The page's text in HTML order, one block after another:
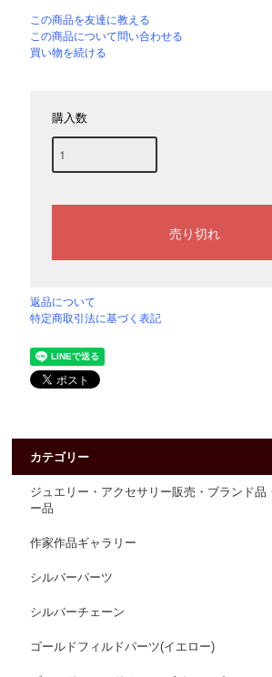
この商品を友達に教える
この商品について問い合わせる
買い物を続ける
購入数
返品について
特定商取引法に基づく表記
カテゴリー
ジュエリー・アクセサリー販売・ブランド品
ー品
作家作品ギャラリー
シルバーパーツ
シルバーチェーン
ゴールドフィルドパーツ(イエロー)